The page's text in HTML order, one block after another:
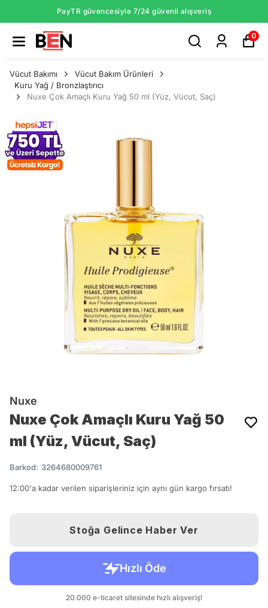
PayTR güvencesiyle 7/24 güvenli alışveriş
0
Vücut Bakımı
Vücut Bakım Ürünleri
Kuru Yağ / Bronzlaştırıcı
Nuxe Çok Amaçlı Kuru Yağ 50 ml (Yüz, Vücut, Saç)
Nuxe
Nuxe Çok Amaçlı Kuru Yağ 50
ml (Yüz, Vücut, Saç)
Barkod: 3264680009761
12:00'a kadar verilen siparişleriniz için aynı gün kargo fırsatı!
Stoğa Gelince Haber Ver